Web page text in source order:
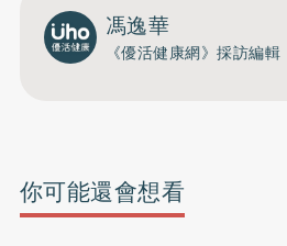
馮逸華
《優活健康網》採訪編輯
你可能還會想看